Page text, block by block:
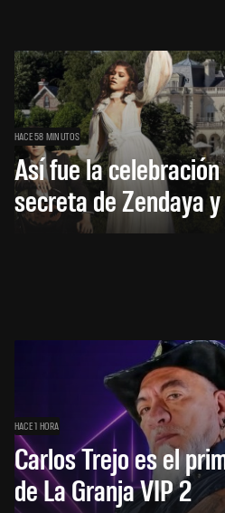
HACE 58 MINUTOS
Así fue la
secreta de Zendaya
HACE 1 HORA
Carlos Trejo es el
de La Granja VIP 2